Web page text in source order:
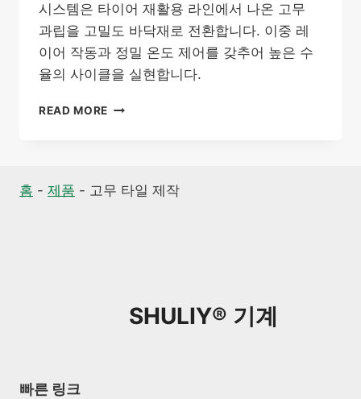
시스템은 타이어 재활용 라인에서 나온 고무
과립을 고밀도 바닥재로 전환합니다. 이중 레
이어 작동과 정밀 온도 제어를 갖추어 높은 수
율의 사이클을 실현합니다.
READ MORE
작
홈 - 제품 - 고무 타일 제작
SHULIY® 기계
빠른 링크